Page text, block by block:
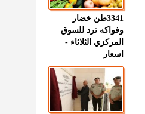
3341طن خضار
وفواكه ترد للسوق
المركزي الثلاثاء -
اسعار